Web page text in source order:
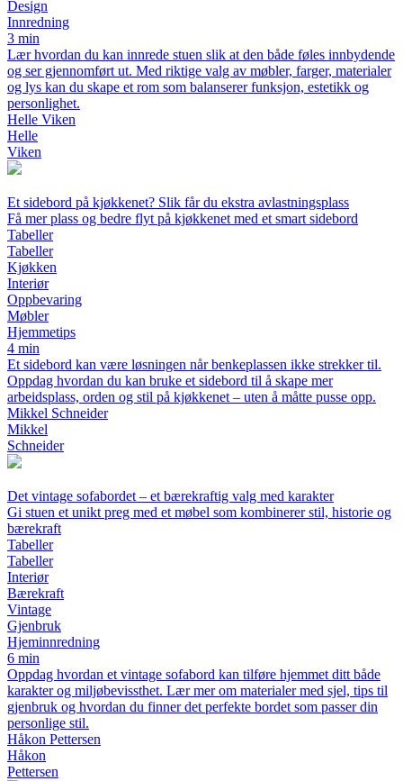
Design
Innredning
3 min
Lær hvordan du kan innrede stuen slik at den både føles innbydende
og ser gjennomført ut. Med riktige valg av møbler, farger, materialer
og lys kan du skape et rom som balanserer funksjon, estetikk og
personlighet.
Helle Viken
Helle
Viken
Et sidebord på kjøkkenet? Slik får du ekstra avlastningsplass
Få mer plass og bedre flyt på kjøkkenet med et smart sidebord
Tabeller
Tabeller
Kjøkken
Interiør
Oppbevaring
Møbler
Hjemmetips
4 min
Et sidebord kan være løsningen når benkeplassen ikke strekker til.
Oppdag hvordan du kan bruke et sidebord til å skape mer
arbeidsplass, orden og stil på kjøkkenet – uten å måtte pusse opp.
Mikkel Schneider
Mikkel
Schneider
Det vintage sofabordet – et bærekraftig valg med karakter
Gi stuen et unikt preg med et møbel som kombinerer stil, historie og
bærekraft
Tabeller
Tabeller
Interiør
Bærekraft
Vintage
Gjenbruk
Hjeminnredning
6 min
Oppdag hvordan et vintage sofabord kan tilføre hjemmet ditt både
karakter og miljøbevissthet. Lær mer om materialer med sjel, tips til
gjenbruk og hvordan du finner det perfekte bordet som passer din
personlige stil.
Håkon Pettersen
Håkon
Pettersen